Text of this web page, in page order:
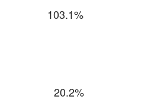
103.1%
20.2%